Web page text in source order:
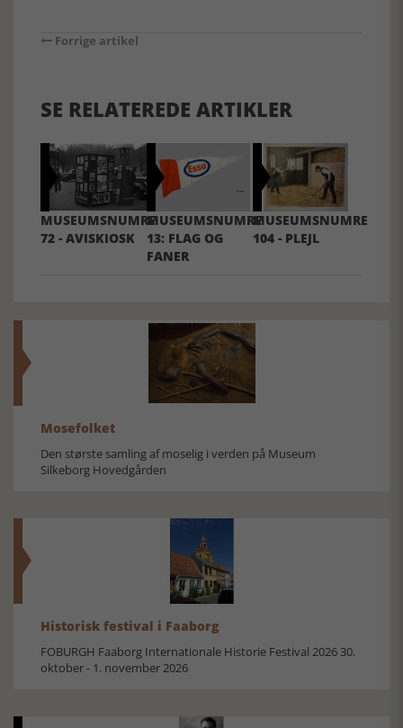
Forrige artikel
SE RELATEREDE ARTIKLER
MUSEUMSNUMRE
72 - AVISKIOSK
MUSEUMSNUMRE
13: FLAG OG
FANER
MUSEUMSNUMRE
104 - PLEJL
Mosefolket
Den største samling af moselig i verden på Museum
Silkeborg Hovedgården
Historisk festival i Faaborg
FOBURGH Faaborg Internationale Historie Festival 2026 30.
oktober - 1. november 2026